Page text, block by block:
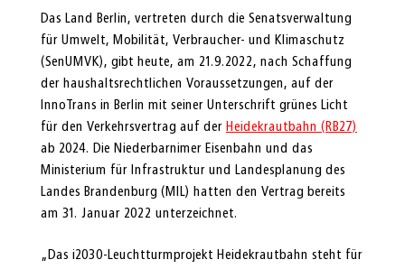
Das Land Berlin, vertreten durch die Senatsverwaltung
für Umwelt, Mobilität, Verbraucher- und Klimaschutz
(SenUMVK), gibt heute, am 21.9.2022, nach Schaffung
der haushaltsrechtlichen Voraussetzungen, auf der
InnoTrans in Berlin mit seiner Unterschrift grünes Licht
für den Verkehrsvertrag auf der Heidekrautbahn (RB27)
ab 2024. Die Niederbarnimer Eisenbahn und das
Ministerium für Infrastruktur und Landesplanung des
Landes Brandenburg (MIL) hatten den Vertrag bereits
am 31. Januar 2022 unterzeichnet.
„Das i2030-Leuchtturmprojekt Heidekrautbahn steht für